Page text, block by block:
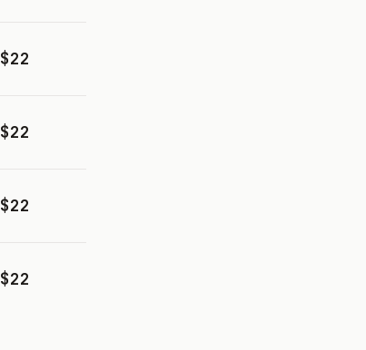
$22
$22
$22
$22